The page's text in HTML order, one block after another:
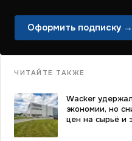
Оформить подписку →
ЧИТАЙТЕ ТАКЖЕ
Wacker
экономии, но
цен на сырьё и